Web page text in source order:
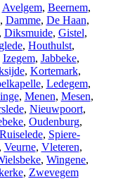
Avelgem, Beernem,
, Damme, De Haan,
Diksmuide, Gistel,
, Houthulst,
Izegem, Jabbeke,
, Kortemark,
, Ledegem,
, Menen, Mesen,
, Nieuwpoort,
, Oudenburg,
Ruiselede, Spiere-
Veurne, Vleteren,
, Wingene,
, Zwevegem